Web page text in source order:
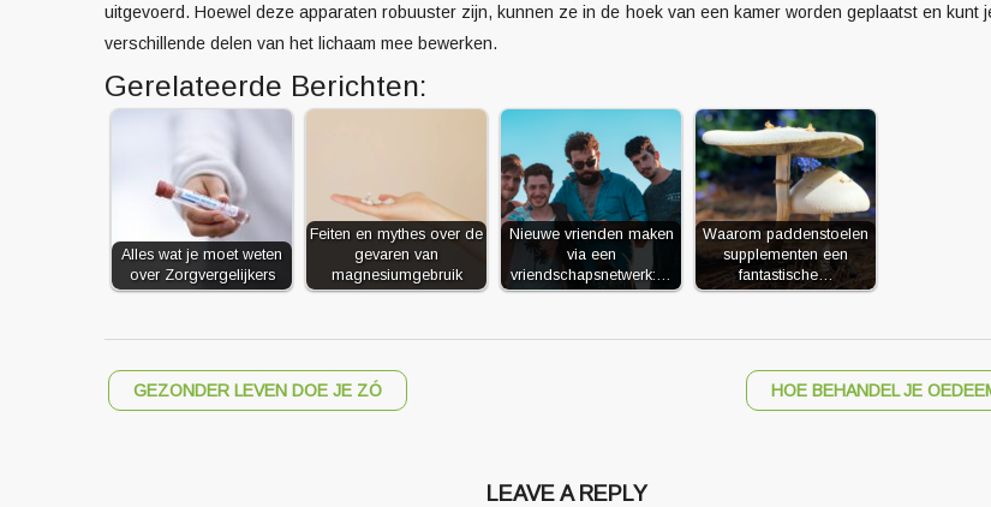
uitgevoerd. Hoewel deze apparaten robuuster zijn, kunnen ze in de hoek van een kamer worden geplaatst en kunt
verschillende delen van het lichaam mee bewerken.
Gerelateerde Berichten:
Alles wat je moet weten
over Zorgvergelijkers
Feiten en mythes over de
gevaren van
magnesiumgebruik
Nieuwe vrienden maken
via een
vriendschapsnetwerk:…
Waarom paddenstoelen
supplementen een
fantastische…
GEZONDER LEVEN DOE JE ZÓ HOE BEHANDEL JE
LEAVE A REPLY